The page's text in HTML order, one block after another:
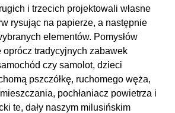
i trzecich projektowali własne
rysując na papierze, a następnie
elementów. Pomysłów
oprócz tradycyjnych zabawek
czy samolot, dzieci
pszczółkę, ruchomego węża,
pochłaniacz powietrza i
te, dały naszym milusińskim